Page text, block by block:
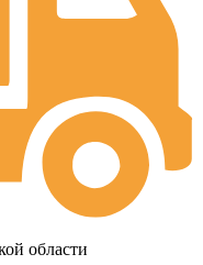
области